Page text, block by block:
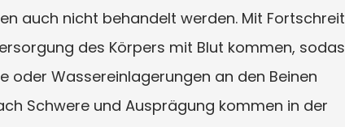
auch nicht behandelt werden. Mit
des Körpers mit Blut kommen,
oder Wassereinlagerungen an den Beinen
Schwere und Ausprägung kommen in der